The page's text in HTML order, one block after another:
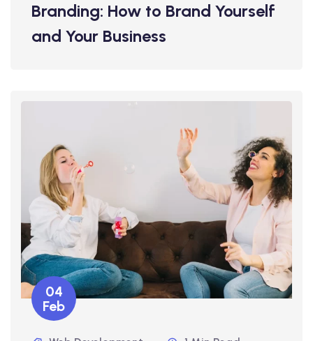
Branding: How to Brand Yourself
and Your Business
04
Feb